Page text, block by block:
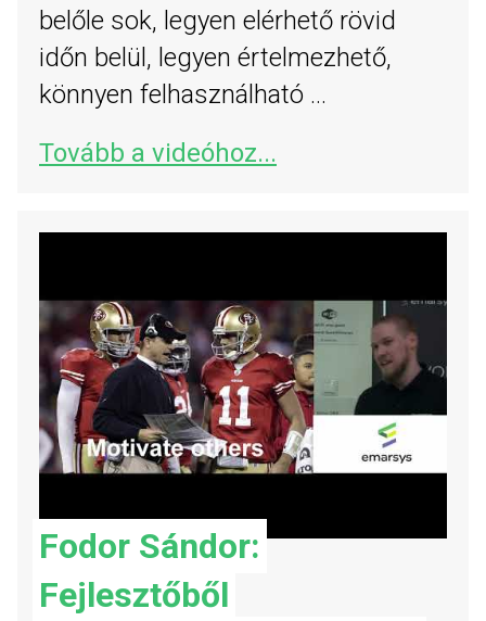
belőle sok, legyen elérhető rövid
időn belül, legyen értelmezhető,
könnyen felhasználható ...
Tovább a videóhoz...
Fodor Sándor:
Fejlesztőből